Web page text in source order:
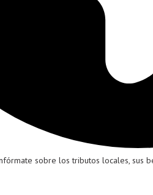
sobre los tributos locales, sus